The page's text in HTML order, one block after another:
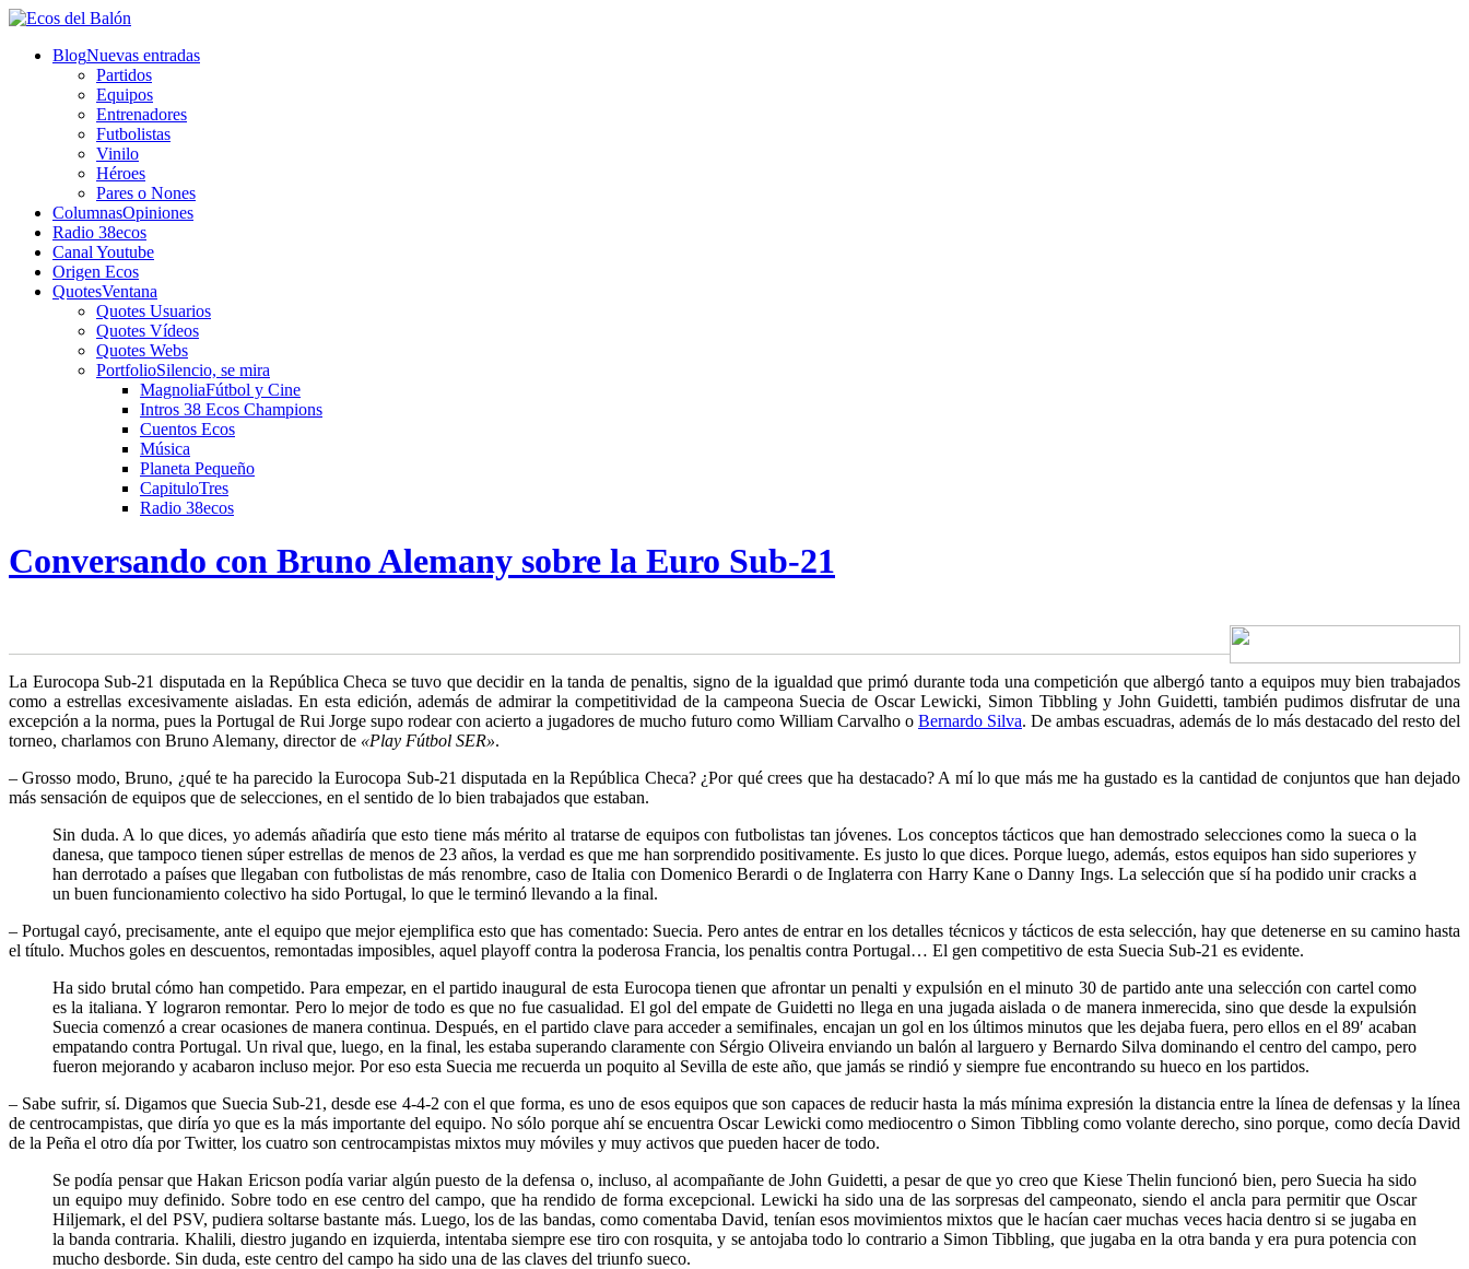
BlogNuevas entradas
Partidos
Equipos
Entrenadores
Futbolistas
Vinilo
Héroes
Pares o Nones
ColumnasOpiniones
Radio 38ecos
Canal Youtube
Origen Ecos
QuotesVentana
Quotes Usuarios
Quotes Vídeos
Quotes Webs
PortfolioSilencio, se mira
MagnoliaFútbol y Cine
Intros 38 Ecos Champions
Cuentos Ecos
Música
Planeta Pequeño
CapituloTres
Radio 38ecos
Conversando con Bruno Alemany sobre la Euro Sub-21
La Eurocopa Sub-21 disputada en la República Checa se tuvo que decidir en la tanda de penaltis, signo de la igualdad que primó durante toda una competición que albergó tanto a equipos muy bien trabajados
como a estrellas excesivamente aisladas. En esta edición, además de admirar la competitividad de la campeona Suecia de Oscar Lewicki, Simon Tibbling y John Guidetti, también pudimos disfrutar de una
excepción a la norma, pues la Portugal de Rui Jorge supo rodear con acierto a jugadores de mucho futuro como William Carvalho o Bernardo Silva. De ambas escuadras, además de lo más destacado del resto del
torneo, charlamos con Bruno Alemany, director de «Play Fútbol SER».
– Grosso modo, Bruno, ¿qué te ha parecido la Eurocopa Sub-21 disputada en la República Checa? ¿Por qué crees que ha destacado? A mí lo que más me ha gustado es la cantidad de conjuntos que han dejado
más sensación de equipos que de selecciones, en el sentido de lo bien trabajados que estaban.
Sin duda. A lo que dices, yo además añadiría que esto tiene más mérito al tratarse de equipos con futbolistas tan jóvenes. Los conceptos tácticos que han demostrado selecciones como la sueca o la
danesa, que tampoco tienen súper estrellas de menos de 23 años, la verdad es que me han sorprendido positivamente. Es justo lo que dices. Porque luego, además, estos equipos han sido superiores y
han derrotado a países que llegaban con futbolistas de más renombre, caso de Italia con Domenico Berardi o de Inglaterra con Harry Kane o Danny Ings. La selección que sí ha podido unir cracks a
un buen funcionamiento colectivo ha sido Portugal, lo que le terminó llevando a la final.
– Portugal cayó, precisamente, ante el equipo que mejor ejemplifica esto que has comentado: Suecia. Pero antes de entrar en los detalles técnicos y tácticos de esta selección, hay que detenerse en su camino hasta
el título. Muchos goles en descuentos, remontadas imposibles, aquel playoff contra la poderosa Francia, los penaltis contra Portugal… El gen competitivo de esta Suecia Sub-21 es evidente.
Ha sido brutal cómo han competido. Para empezar, en el partido inaugural de esta Eurocopa tienen que afrontar un penalti y expulsión en el minuto 30 de partido ante una selección con cartel como
es la italiana. Y lograron remontar. Pero lo mejor de todo es que no fue casualidad. El gol del empate de Guidetti no llega en una jugada aislada o de manera inmerecida, sino que desde la expulsión
Suecia comenzó a crear ocasiones de manera continua. Después, en el partido clave para acceder a semifinales, encajan un gol en los últimos minutos que les dejaba fuera, pero ellos en el 89′ acaban
empatando contra Portugal. Un rival que, luego, en la final, les estaba superando claramente con Sérgio Oliveira enviando un balón al larguero y Bernardo Silva dominando el centro del campo, pero
fueron mejorando y acabaron incluso mejor. Por eso esta Suecia me recuerda un poquito al Sevilla de este año, que jamás se rindió y siempre fue encontrando su hueco en los partidos.
– Sabe sufrir, sí. Digamos que Suecia Sub-21, desde ese 4-4-2 con el que forma, es uno de esos equipos que son capaces de reducir hasta la más mínima expresión la distancia entre la línea de defensas y la línea
de centrocampistas, que diría yo que es la más importante del equipo. No sólo porque ahí se encuentra Oscar Lewicki como mediocentro o Simon Tibbling como volante derecho, sino porque, como decía David
de la Peña el otro día por Twitter, los cuatro son centrocampistas mixtos muy móviles y muy activos que pueden hacer de todo.
Se podía pensar que Hakan Ericson podía variar algún puesto de la defensa o, incluso, al acompañante de John Guidetti, a pesar de que yo creo que Kiese Thelin funcionó bien, pero Suecia ha sido
un equipo muy definido. Sobre todo en ese centro del campo, que ha rendido de forma excepcional. Lewicki ha sido una de las sorpresas del campeonato, siendo el ancla para permitir que Oscar
Hiljemark, el del PSV, pudiera soltarse bastante más. Luego, los de las bandas, como comentaba David, tenían esos movimientos mixtos que le hacían caer muchas veces hacia dentro si se jugaba en
la banda contraria. Khalili, diestro jugando en izquierda, intentaba siempre ese tiro con rosquita, y se antojaba todo lo contrario a Simon Tibbling, que jugaba en la otra banda y era pura potencia con
mucho desborde. Sin duda, este centro del campo ha sido una de las claves del triunfo sueco.